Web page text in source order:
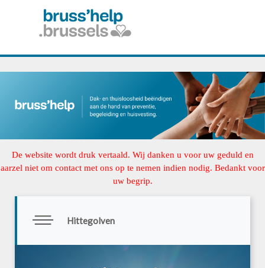
De website wordt druk vertaald. Wij danken u voor uw geduld en
aarzel niet om contact met ons op te nemen indien nodig. Bedankt voor
uw begrip.
Hittegolven